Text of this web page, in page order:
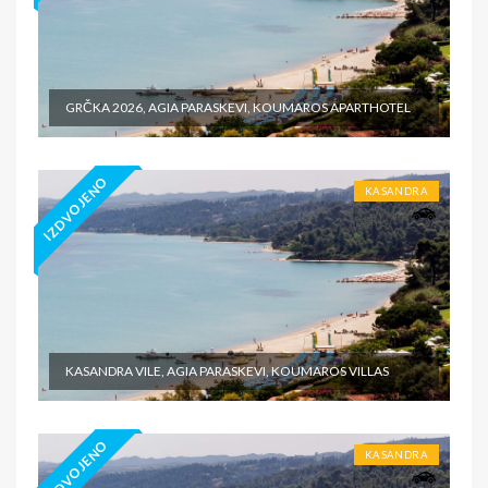
GRČKA 2026, AGIA PARASKEVI, KOUMAROS APARTHOTEL
IZDVOJENO KASANDRA
KASANDRA VILE, AGIA PARASKEVI, KOUMAROS VILLAS
IZDVOJENO KASANDRA